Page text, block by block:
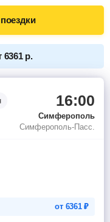
6361 р.
16:00
Симферополь
Симферополь-Пасс.
от 6361₽